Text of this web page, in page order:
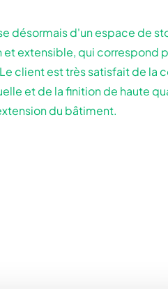
désormais d'un espace de
extensible, qui correspond
client est très satisfait de la
et de la finition de haute
du bâtiment.